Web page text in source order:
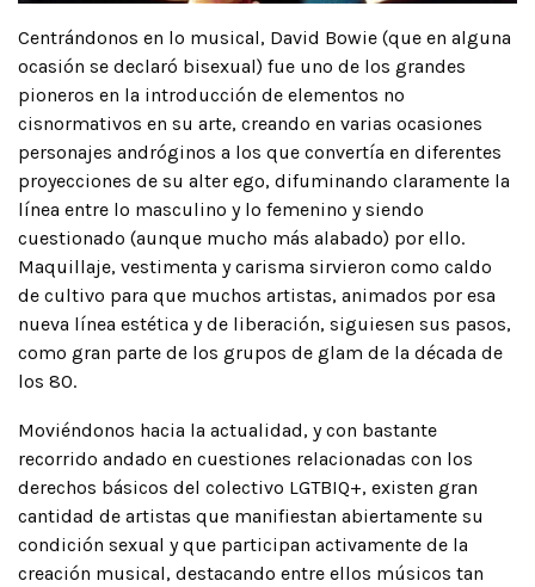
Centrándonos en lo musical, David Bowie (que en alguna
ocasión se declaró bisexual) fue uno de los grandes
pioneros en la introducción de elementos no
cisnormativos en su arte, creando en varias ocasiones
personajes andróginos a los que convertía en diferentes
proyecciones de su alter ego, difuminando claramente la
línea entre lo masculino y lo femenino y siendo
cuestionado (aunque mucho más alabado) por ello.
Maquillaje, vestimenta y carisma sirvieron como caldo
de cultivo para que muchos artistas, animados por esa
nueva línea estética y de liberación, siguiesen sus pasos,
como gran parte de los grupos de glam de la década de
los 80.
Moviéndonos hacia la actualidad, y con bastante
recorrido andado en cuestiones relacionadas con los
derechos básicos del colectivo LGTBIQ+, existen gran
cantidad de artistas que manifiestan abiertamente su
condición sexual y que participan activamente de la
creación musical, destacando entre ellos músicos tan